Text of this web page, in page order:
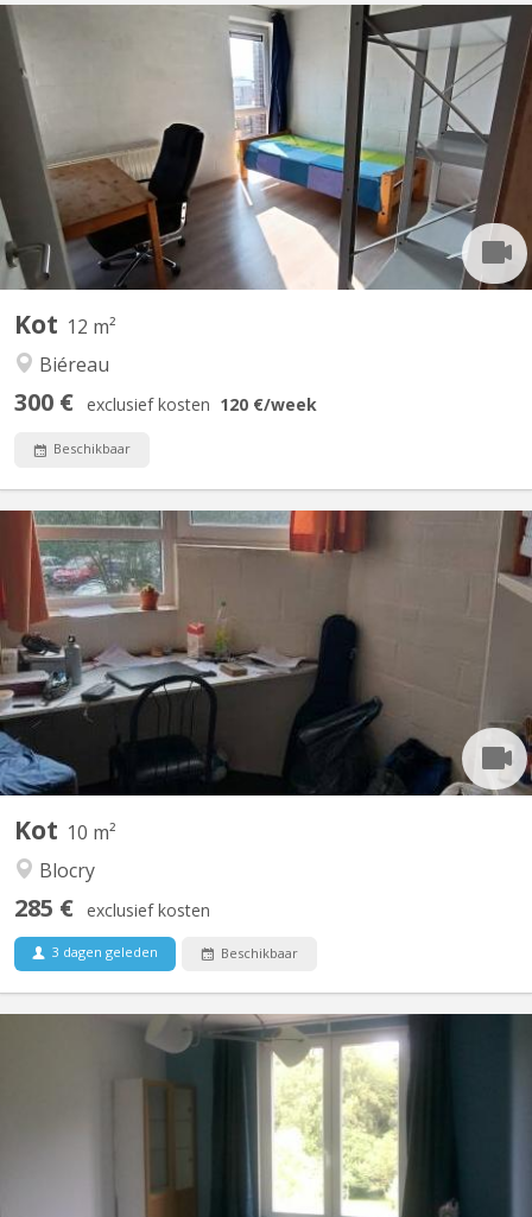
Kot 12 m²
Biéreau
300 € exclusief kosten 120 €/week
Beschikbaar
KV 1265
Contact uniquement par tél ou mail, pas via le site Kot étudiant à
louer, à partir du 22 juin 2026, jusqu'au 31 août 2026 Tél : La
durée du bail est de 2 mois (1er au 31 août 2026). Libre le 22 juin,
dans un communautaire de 6. 12 M2, SDB privative (évier dans
petite SDB) Nouveau Quick step...
Kot 10 m²
Blocry
285 € exclusief kosten
3 dagen geleden Beschikbaar
KV 1025
Sports 11/104: kot situé au Blocry, rue des Sports dans un
appartement communautaire de 10, avec 3 salles de douches et
3 WC. chambre de 10 m², lumineuse proximité immédiate avec le
centre sportif, de l IAD, et proche du centre de LLN A louer du 20
juin au 10 septembre 2026 à 290 euros...
⚠ deux chambres sur trois disponibles en 2026-2027; une reprise
par un koteur de l'année précédente. Rue du RUCHAUX, n°11 ;
1490 Court-Saint-Étienne Kots situés dans une maison familiale
(partie étudiante indépendante de la maison familiale) Ⓐ
Chambres normales 2 × 1 chambre simple pour...